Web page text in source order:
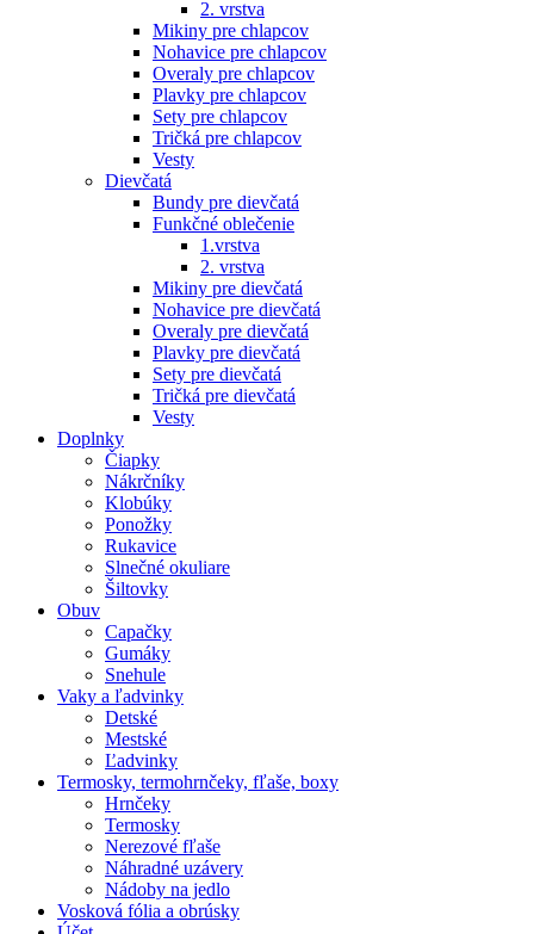
2. vrstva
Mikiny pre chlapcov
Nohavice pre chlapcov
Overaly pre chlapcov
Plavky pre chlapcov
Sety pre chlapcov
Tričká pre chlapcov
Vesty
Dievčatá
Bundy pre dievčatá
Funkčné oblečenie
1.vrstva
2. vrstva
Mikiny pre dievčatá
Nohavice pre dievčatá
Overaly pre dievčatá
Plavky pre dievčatá
Sety pre dievčatá
Tričká pre dievčatá
Vesty
Doplnky
Čiapky
Nákrčníky
Klobúky
Ponožky
Rukavice
Slnečné okuliare
Šiltovky
Obuv
Capačky
Gumáky
Snehule
Vaky a ľadvinky
Detské
Mestské
Ľadvinky
Termosky, termohrnčeky, fľaše, boxy
Hrnčeky
Termosky
Nerezové fľaše
Náhradné uzávery
Nádoby na jedlo
Vosková fólia a obrúsky